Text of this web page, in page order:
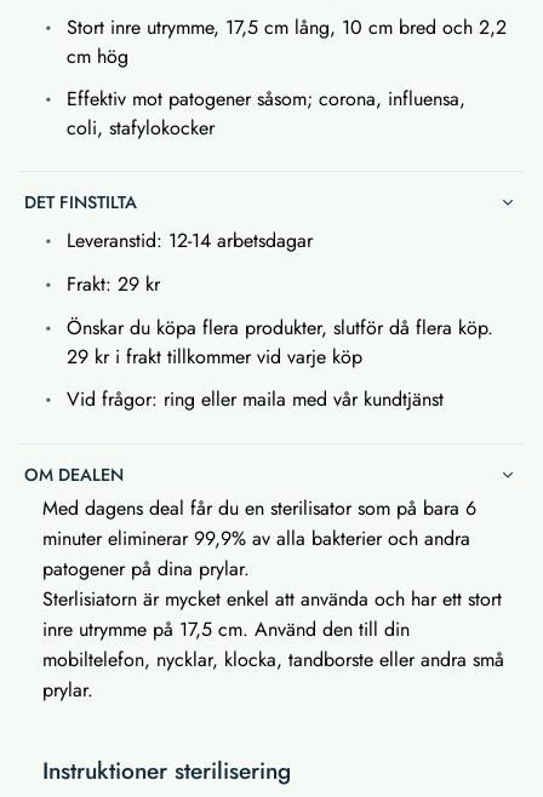
Stort inre utrymme, 17,5 cm lång, 10 cm bred och 2,2
cm hög
Effektiv mot patogener såsom; corona, influensa,
coli, stafylokocker
DET FINSTILTA
Leveranstid: 12-14 arbetsdagar
Frakt: 29 kr
Önskar du köpa flera produkter, slutför då flera köp.
29 kr i frakt tillkommer vid varje köp
Vid frågor: ring eller maila med vår kundtjänst
OM DEALEN
Med dagens deal får du en sterilisator som på bara 6
minuter eliminerar 99,9% av alla bakterier och andra
patogener på dina prylar.
Sterlisiatorn är mycket enkel att använda och har ett stort
inre utrymme på 17,5 cm. Använd den till din
mobiltelefon, nycklar, klocka, tandborste eller andra små
prylar.
Instruktioner sterilisering